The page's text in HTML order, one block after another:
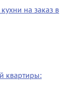
на заказ в
квартиры: